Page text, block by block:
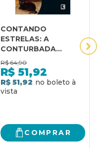
CONTANDO
ESTRELAS: A
CONTURBADA
HISTÓRIA DE AMOR
ENTRE O POETA
CATULO E SUA MUSA
CLÓDIA: A
CATULO E SUA MUSA
CLÓDIA
R$ 64,90
R$ 51,92
R$ 51,92
COMPRAR